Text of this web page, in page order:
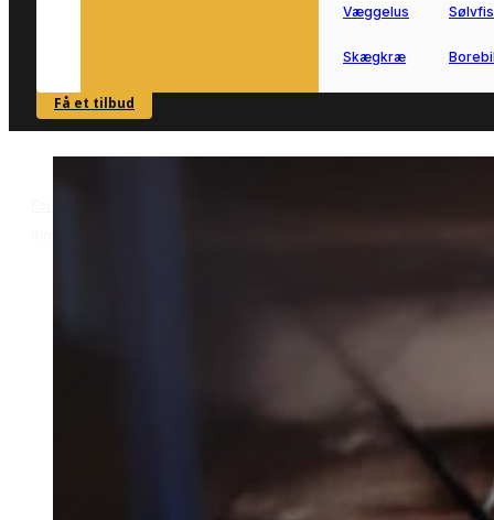
SE OVERSIGT
Væggelus
Skægkræ
Få et tilbud
Væggelusbekæmpelse i Rinkenæs
kræver en hurtig og grundig indsats,
hvis problemet skal stoppes effektivt.
Vi forbinder dig med lokale partnere,
du nemt kan komme videre med den